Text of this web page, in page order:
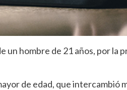
un hombre de 21 años, por la
de edad, que intercambió